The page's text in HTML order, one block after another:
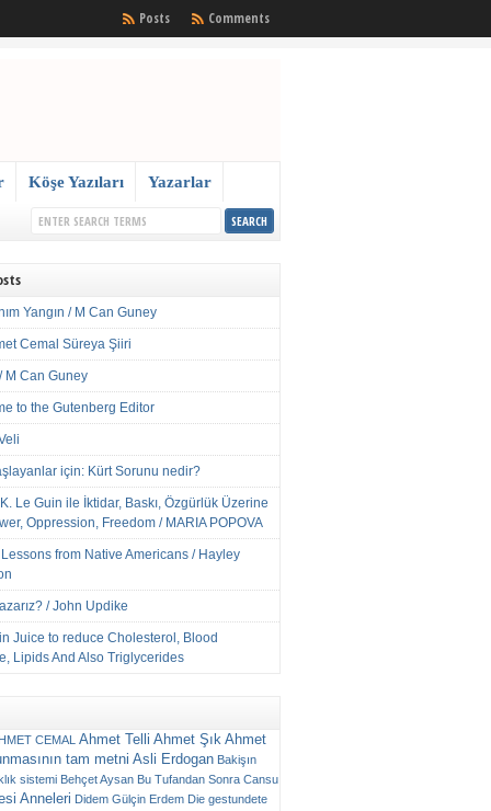
Comments
Posts
Köşe Yazıları Yazarlar
Yangın / M Can Guney
Cemal Süreya Şiiri
M Can Guney
to the Gutenberg Editor
için: Kürt Sorunu nedir?
Le Guin ile İktidar, Baskı, Özgürlük Üzerine
Oppression, Freedom / MARIA POPOVA
from Native Americans / Hayley
/ John Updike
Juice to reduce Cholesterol, Blood
Lipids And Also Triglycerides
CEMAL Ahmet Telli Ahmet Şık Ahmet
tam metni Asli Erdogan Bakişın
sistemi Behçet Aysan Bu Tufandan Sonra Cansu
Anneleri Didem Gülçin Erdem Die gestundete